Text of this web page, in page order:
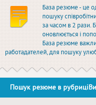
База резюме - це
пошуку
за часом в 2
оновлюється і
База резюме
работадателей, для пошуку
Пошук резюме в